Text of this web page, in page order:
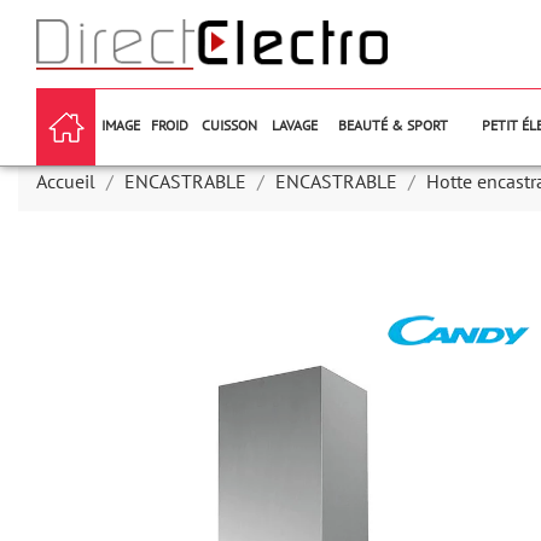
IMAGE FROID CUISSON LAVAGE BEAUTÉ & SPORT PETIT
Accueil ENCASTRABLE ENCASTRABLE Hotte